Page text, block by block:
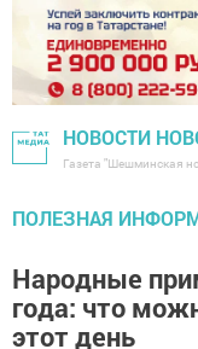
НОВОСТИ
Газета "Шешминская
ПОЛЕЗНАЯ
Народные
года: что
этот день